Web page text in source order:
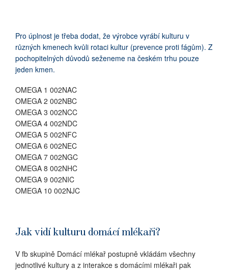
Pro úplnost je třeba dodat, že výrobce vyrábí kulturu v
různých kmenech kvůli rotaci kultur (prevence proti fágům). Z
pochopitelných důvodů seženeme na českém trhu pouze
jeden kmen.
OMEGA 1 002NAC
OMEGA 2 002NBC
OMEGA 3 002NCC
OMEGA 4 002NDC
OMEGA 5 002NFC
OMEGA 6 002NEC
OMEGA 7 002NGC
OMEGA 8 002NHC
OMEGA 9 002NIC
OMEGA 10 002NJC
Jak vidí kulturu domácí mlékaři?
V fb skupině Domácí mlékař postupně vkládám všechny
jednotlivé kultury a z interakce s domácími mlékaři pak